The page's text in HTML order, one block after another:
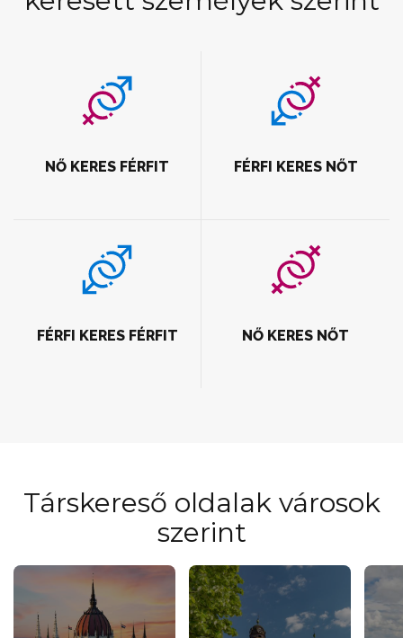
NŐ KERES FÉRFIT FÉRFI KERES NŐT
FÉRFI KERES FÉRFIT NŐ KERES NŐT
Társkereső oldalak városok
szerint